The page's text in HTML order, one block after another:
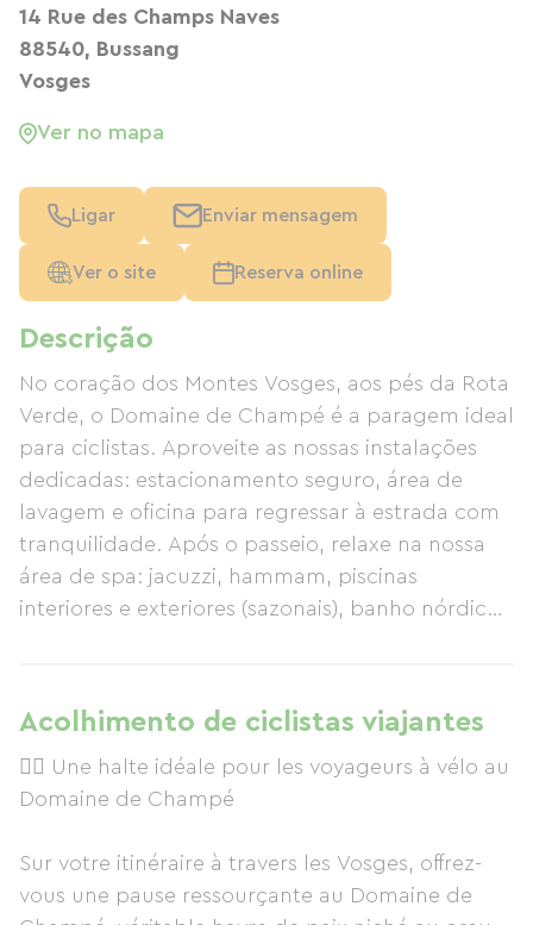
Descrição
No coração dos Montes Vosges, aos pés da Rota
Verde, o Domaine de Champé é a paragem ideal
para ciclistas. Aproveite as nossas instalações
dedicadas: estacionamento seguro, área de
lavagem e oficina para regressar à estrada com
tranquilidade. Após o passeio, relaxe na nossa
área de spa: jacuzzi, hammam, piscinas
interiores e exteriores (sazonais), banho nórdico
uma refeição deliciosa, descubra o La Table de
Jean-Mi, um restaurante bistrô inspirado na
horta e estufa, aberto todas as noites, 7 dias por
semana. No verão, desfrute do bar de praia (de
saladas e um ambiente acolhedor ao ar livre.
Uma paragem ideal que combina natureza,
Acolhimento de ciclistas viajantes
🚴‍♂️ Une halte idéale pour les voyageurs à vélo au
Domaine de Champé
Sur votre itinéraire à travers les Vosges, offrez-
vous une pause ressourçante au Domaine de
14 Rue des Champs Naves
88540, Bussang
Vosges
Ver no mapa
Ligar Enviar mensagem
Ver o site Reserva online